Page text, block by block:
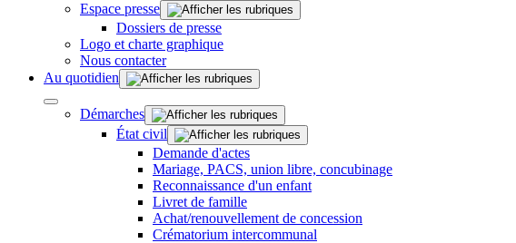
Espace presse
Dossiers de presse
Logo et charte graphique
Nous contacter
Au quotidien
Démarches
État civil
Demande d'actes
Mariage, PACS, union libre, concubinage
Reconnaissance d'un enfant
Livret de famille
Achat/renouvellement de concession
Crématorium intercommunal